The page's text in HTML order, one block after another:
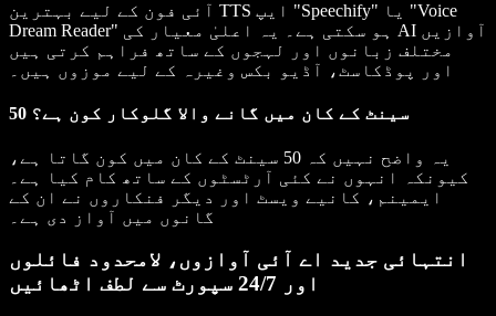
آئی فون کے لیے بہترین TTS ایپ "Speechify" یا "Voice
Dream Reader" ہو سکتی ہے۔ یہ اعلیٰ معیار کی AI آوازیں
مختلف زبانوں اور لہجوں کے ساتھ فراہم کرتی ہیں
اور پوڈکاسٹ، آڈیو بکس وغیرہ کے لیے موزوں ہیں۔
50 سینٹ کے کان میں گانے والا گلوکار کون ہے؟
یہ واضح نہیں کہ 50 سینٹ کے کان میں کون گاتا ہے،
کیونکہ انہوں نے کئی آرٹسٹوں کے ساتھ کام کیا ہے۔
ایمینم، کانیے ویسٹ اور دیگر فنکاروں نے ان کے
گانوں میں آواز دی ہے۔
انتہائی جدید اے آئی آوازوں، لامحدود فائلوں
اور 24/7 سپورٹ سے لطف اٹھائیں